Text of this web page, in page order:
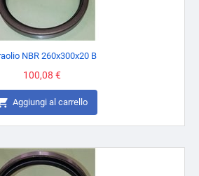
NBR 260x300x20 B
Prezzo
100,08 €
Aggiungi al carrello